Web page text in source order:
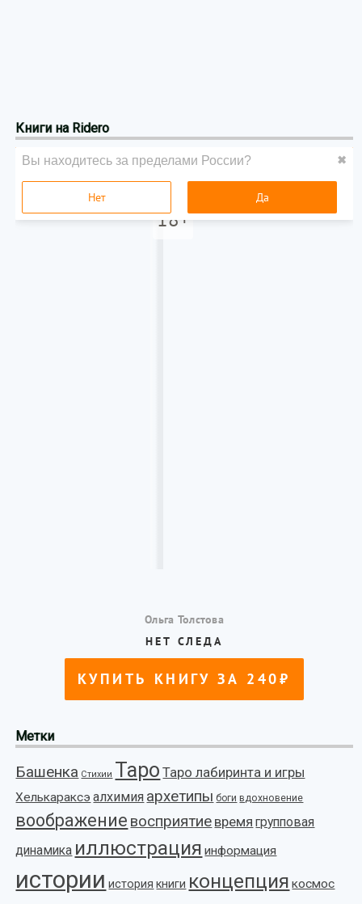
Книги на Ridero
Метки
Башенка Стихии Таро Таро лабиринта и игры
Хелькараксэ алхимия архетипы боги вдохновение
воображение восприятие время групповая
динамика иллюстрация информация
истории история книги концепция космос